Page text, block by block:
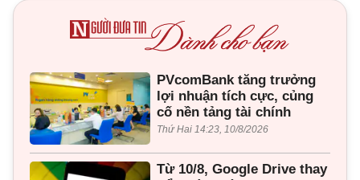
PVcomBank tăng trưởng
lợi nhuận tích cực, củng
cố nền tảng tài chính
Thứ Hai 14:23, 10/8/2026
Từ 10/8, Google Drive thay